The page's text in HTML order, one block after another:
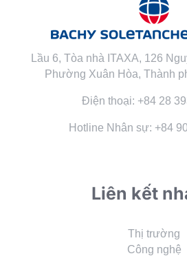
Lầu 6, Tòa nhà ITAXA, 126
Phường Xuân Hòa, Thành
Điện thoại: +84 28
Hotline Nhân sự: +84
Liên kết
Thị trường
Công nghệ